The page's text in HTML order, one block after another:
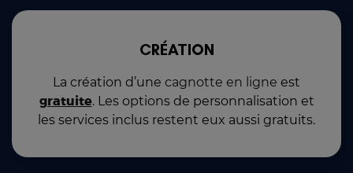
CRÉATION
La création d’une cagnotte en ligne est
gratuite. Les options de personnalisation et
les services inclus restent eux aussi gratuits.